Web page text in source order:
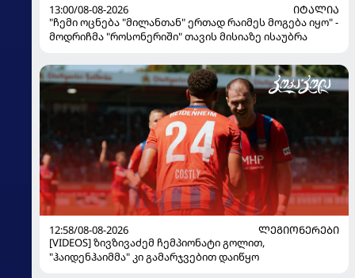
13:00/08-08-2026
ᲘᲢᲐᲚᲘᲐ
"ჩემი ოცნება "მილანთან" ერთად რაიმეს მოგება იყო" -
მოდრიჩმა "როსონერიში" თავის მისიაზე ისაუბრა
12:58/08-08-2026
ᲚᲔᲒᲘᲝᲜᲔᲠᲔᲑᲘ
[VIDEOS] ზივზივაძემ ჩემპიონატი გოლით,
"ჰაიდენჰაიმმა" კი გამარჯვებით დაიწყო